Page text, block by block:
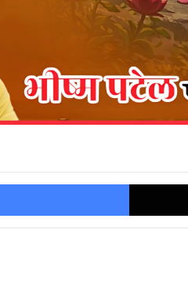
Facebook